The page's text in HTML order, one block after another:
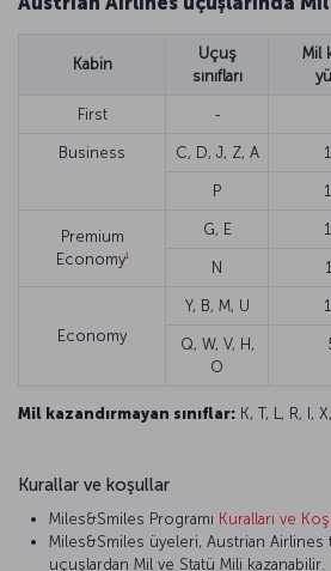
Kabin
Uçuş
sınıfları
Mil
First -
Business C, D, J, Z, A
P
Premium
Economy1
G, E
N
Economy
Y, B, M, U
Q, W, V, H,
O
Mil kazandırmayan sınıflar: K, T, L, R, I,
Kurallar ve koşullar
Miles&Smiles Programı Kuralları ve
Miles&Smiles üyeleri, Austrian Airlines
uçuşlardan Mil ve Statü Mili kazanabilir.